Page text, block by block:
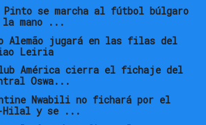
Pinto se marcha al fútbol búlgaro
la mano ...
Alemão jugará en las filas del
Leiria
América cierra el fichaje del
Oswa...
Nwabili no fichará por el
Hilal y se ...